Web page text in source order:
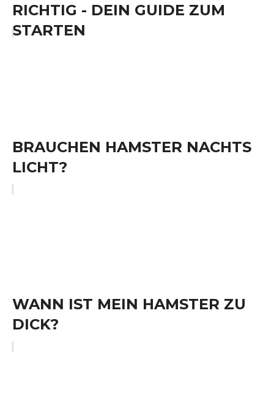
RICHTIG - DEIN GUIDE ZUM
STARTEN
BRAUCHEN HAMSTER NACHTS
LICHT?
WANN IST MEIN HAMSTER ZU
DICK?